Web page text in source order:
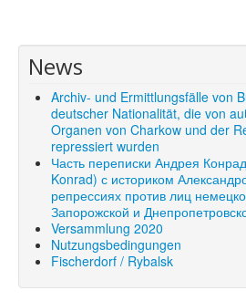
News
Archiv- und Ermittlungsfälle von
deutscher Nationalität, die von
Organen von Charkow und der
repressiert wurden
Часть переписки Андрея
Konrad) с историком
репрессиях против лиц
Запорожской и
Versammlung 2020
Nutzungsbedingungen
Fischerdorf / Rybalsk